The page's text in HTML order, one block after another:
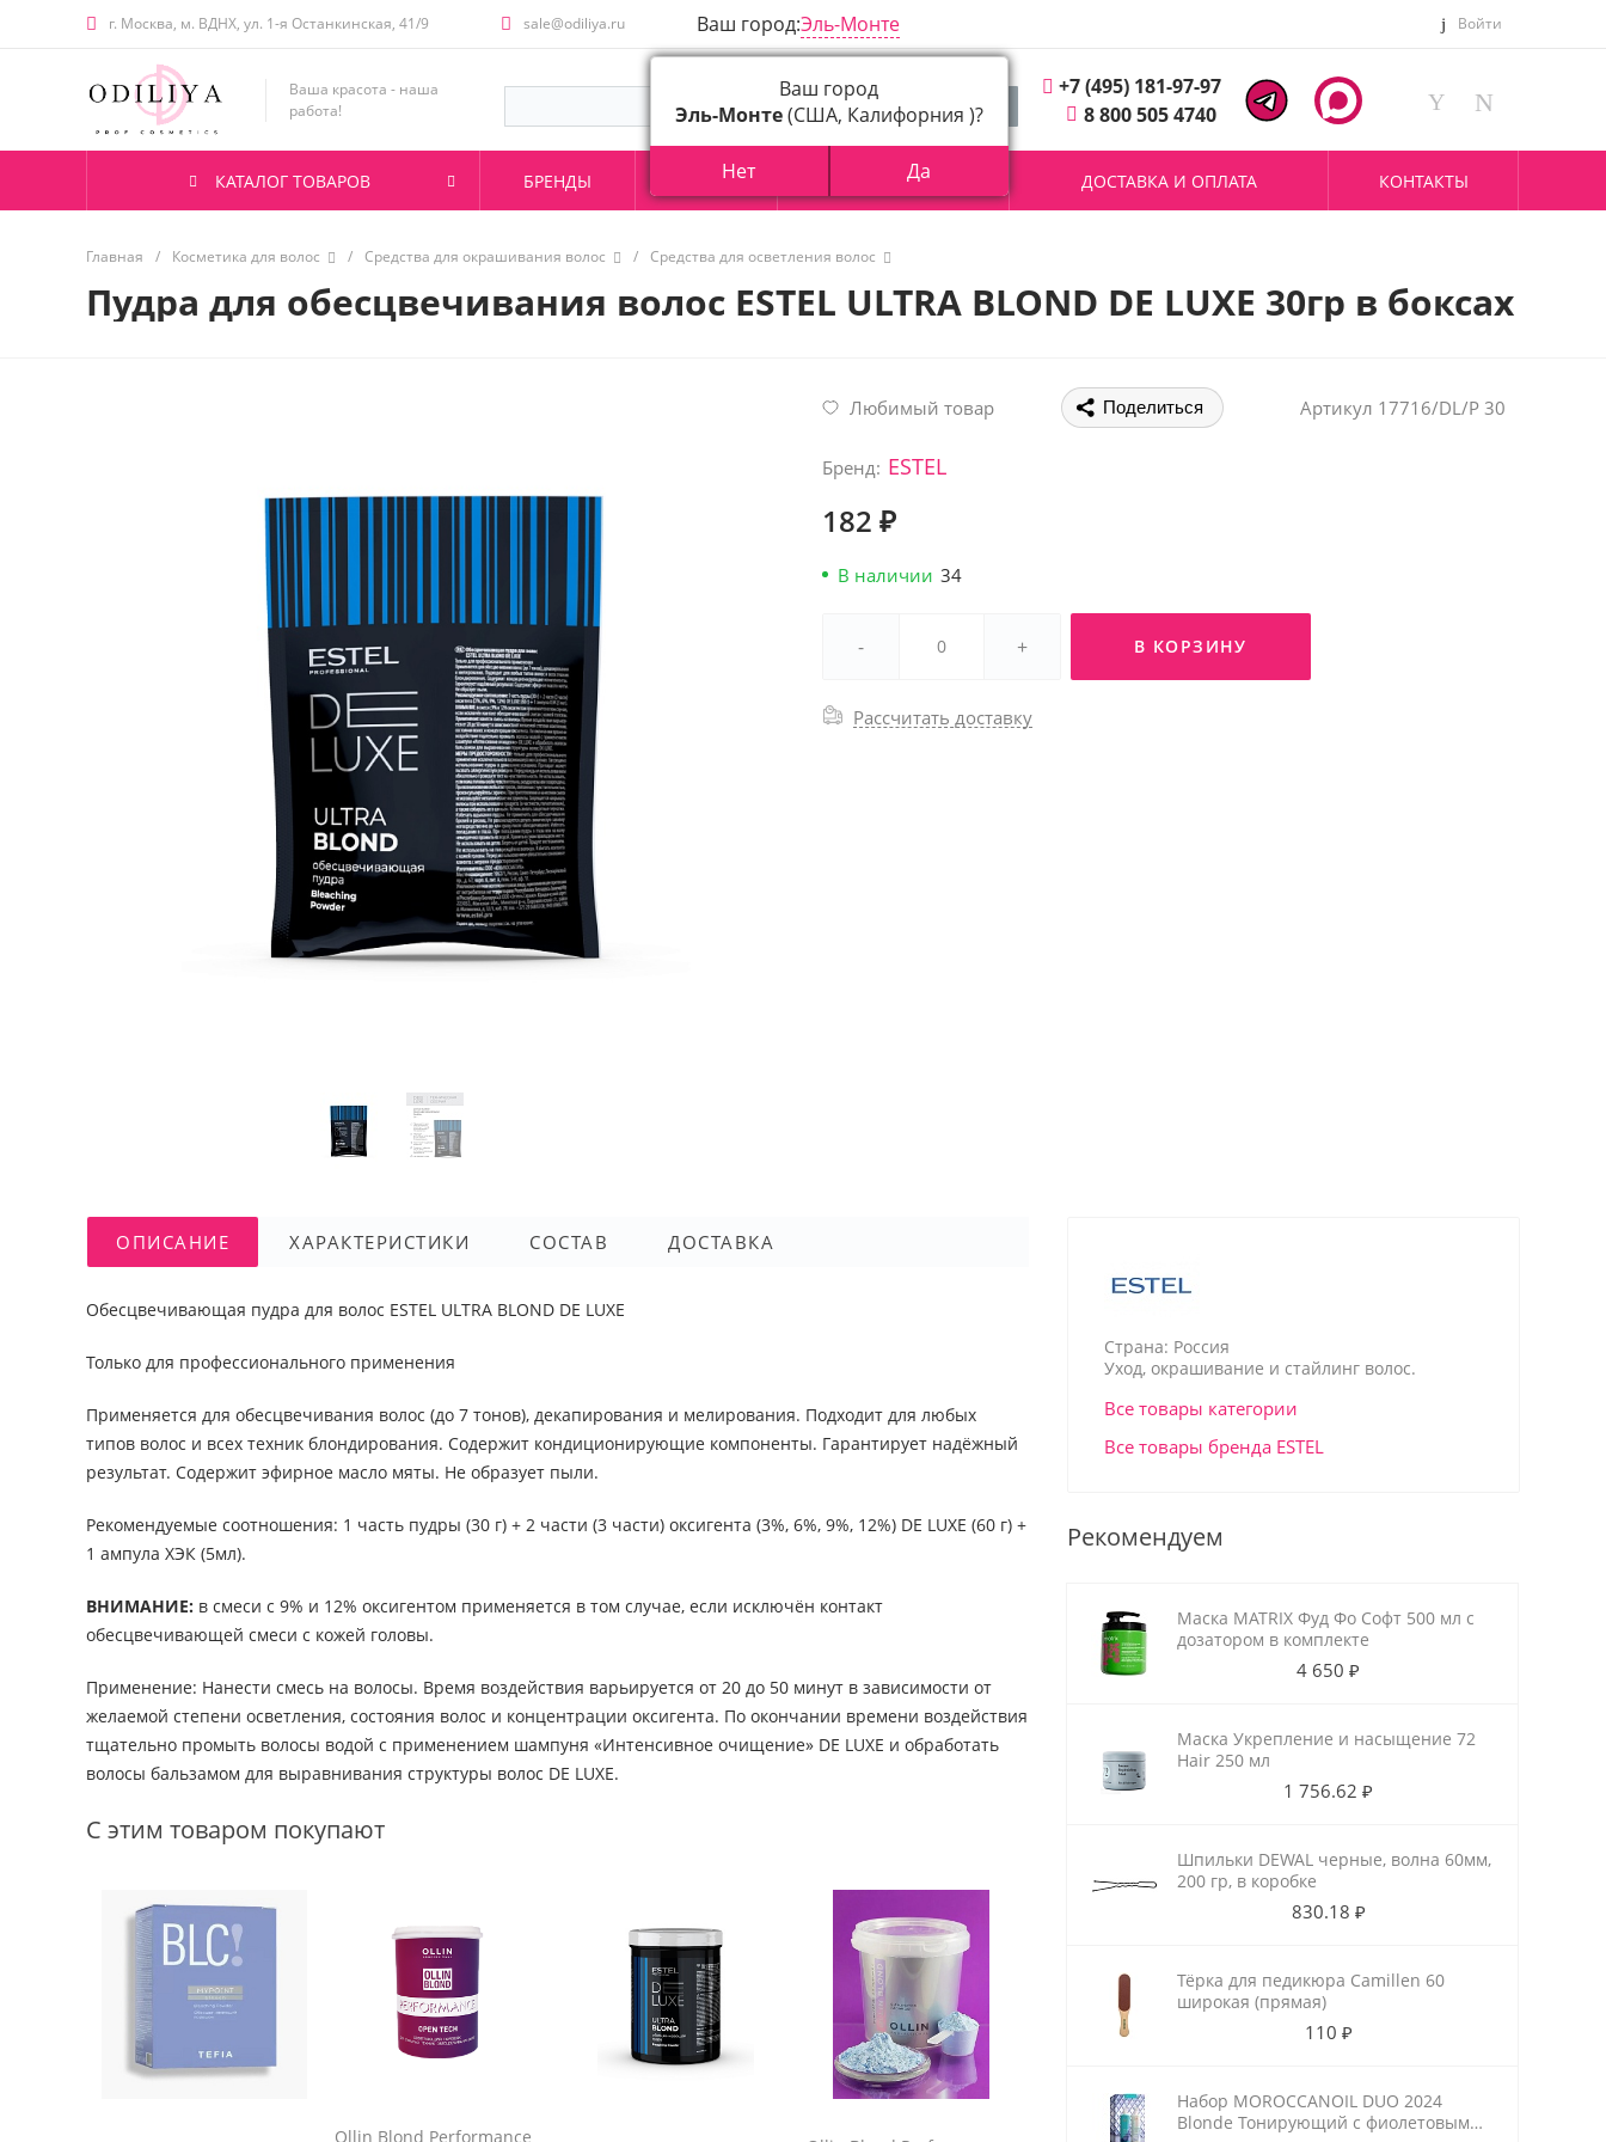
г. Москва, м. ВДНХ, ул. 1-я Останкинская, 41/9 sale@odiliya.ru Ваш город:Эль-Монте Войти
Ваша красота - наша
работа!
+7 (495) 181-97-97
8 800 505 4740
КАТАЛОГ ТОВАРОВ БРЕНДЫ АКЦИИ О КОМПАНИИ ДОСТАВКА И ОПЛАТА КОНТАКТЫ
Главная / Косметика для волос / Средства для окрашивания волос / Средства для осветления волос
Пудра для обесцвечивания волос ESTEL ULTRA BLOND DE LUXE 30гр в боксах
Любимый товар Поделиться Артикул 17716/DL/P 30
Бренд: ESTEL
182 ₽
В наличии 34
- + В КОРЗИНУ
Рассчитать доставку
ОПИСАНИЕ ХАРАКТЕРИСТИКИ СОСТАВ ДОСТАВКА
Обесцвечивающая пудра для волос ESTEL ULTRA BLOND DE LUXE
Только для профессионального применения
Применяется для обесцвечивания волос (до 7 тонов), декапирования и мелирования. Подходит для любых
типов волос и всех техник блондирования. Содержит кондиционирующие компоненты. Гарантирует надёжный
результат. Содержит эфирное масло мяты. Не образует пыли.
Рекомендуемые соотношения: 1 часть пудры (30 г) + 2 части (3 части) оксигента (3%, 6%, 9%, 12%) DE LUXE (60 г) +
1 ампула ХЭК (5мл).
ВНИМАНИЕ: в смеси с 9% и 12% оксигентом применяется в том случае, если исключён контакт
обесцвечивающей смеси с кожей головы.
Применение: Нанести смесь на волосы. Время воздействия варьируется от 20 до 50 минут в зависимости от
желаемой степени осветления, состояния волос и концентрации оксигента. По окончании времени воздействия
тщательно промыть волосы водой с применением шампуня «Интенсивное очищение» DE LUXE и обработать
волосы бальзамом для выравнивания структуры волос DE LUXE.
С этим товаром покупают
Ollin Blond Performance
Страна: Россия
Уход, окрашивание и стайлинг волос.
Все товары категории
Все товары бренда ESTEL
Рекомендуем
Маска MATRIX Фуд Фо Софт 500 мл с
дозатором в комплекте
4 650 ₽
Маска Укрепление и насыщение 72
Hair 250 мл
1 756.62 ₽
Шпильки DEWAL черные, волна 60мм,
200 гр, в коробке
830.18 ₽
Тёрка для педикюра Camillen 60
широкая (прямая)
110 ₽
Набор MOROCCANOIL DUO 2024
Blonde Тонирующий с фиолетовым
Ваш город
Эль-Монте(США, Калифорния )?
Нет Да